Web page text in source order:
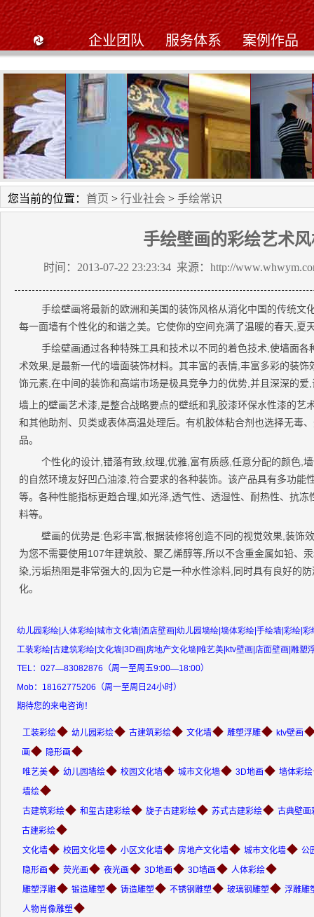
企业团队 服务体系 案例作品
工笔画 星星幼儿园黄陂私人别墅九天鹤大酒店工笔
您当前的位置： 首页 > 行业社会 > 手绘常识
手绘壁画的彩绘艺术
时间：2013-07-22 23:23:34 来源：http://
手绘壁画将最新的欧洲和美国的装饰风格从消化中国的传统文
每一面墙有个性化的和谐之美。它使你的空间充满了温暖的春天,夏
手绘壁画通过各种特殊工具和技术以不同的着色技术,使墙面各
术效果,是最新一代的墙面装饰材料。其丰富的表情,丰富多彩的装
饰元素,在中间的装饰和高端市场是极具竞争力的优势,并且深深的爱
墙上的壁画艺术漆,是整合战略要点的壁纸和乳胶漆环保水性漆的艺
和其他助剂、贝类或表体高温处理后。有机胶体粘合剂也选择无毒
品。
个性化的设计,错落有致,纹理,优雅,富有质感,任意分配的颜色,墙
的自然环境友好凹凸油漆,符合要求的各种装饰。该产品具有多功能
等。各种性能指标更趋合理,如光泽,透气性、透湿性、耐热性、抗
料等。
壁画的优势是:色彩丰富,根据装修将创造不同的视觉效果,装饰
为您不需要使用107年建筑胶、聚乙烯醇等,所以不含重金属如铅、
染,污垢热阻是非常强大的,因为它是一种水性涂料,同时具有良好的
化。
幼儿园彩绘 人体彩绘 城市文化墙 酒店壁画 幼儿园墙绘 墙体彩绘 手绘墙 彩绘 彩
工装彩绘 古建筑彩绘 文化墙 3D画 房地产文化墙 唯艺美 ktv壁画 店面壁画 雕塑
TEL： 027—83082876 （周一至周五9:00—18:00）
Mob： 18162775206 （周一至周日 24小时）
期待您的来电咨询！
工装彩绘◆ 幼儿园彩绘◆ 古建筑彩绘◆ 文化墙◆ 雕塑浮雕◆ ktv壁画
画◆ 隐形画◆
唯艺美◆ 幼儿园墙绘◆ 校园文化墙◆ 城市文化墙◆ 3D地画◆ 墙体彩绘
墙绘◆
古建筑彩绘◆ 和玺古建彩绘◆ 旋子古建彩绘◆ 苏式古建彩绘◆ 古典壁画
古建彩绘◆
文化墙◆ 校园文化墙◆ 小区文化墙◆ 房地产文化墙◆ 城市文化墙◆ 公
隐形画◆ 荧光画◆ 夜光画◆ 3D地画◆ 3D墙画◆ 人体彩绘◆
雕塑浮雕◆ 锻造雕塑◆ 铸造雕塑◆ 不锈钢雕塑◆ 玻璃钢雕塑◆ 浮雕雕
人物肖像雕塑◆